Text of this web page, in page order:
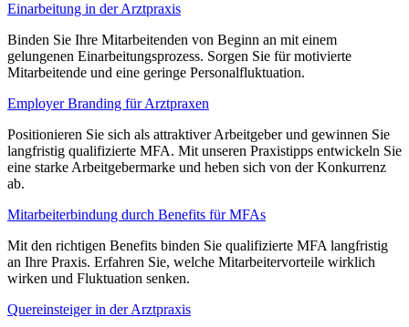
Einarbeitung in der Arztpraxis
Binden Sie Ihre Mitarbeitenden von Beginn an mit einem
gelungenen Einarbeitungsprozess. Sorgen Sie für motivierte
Mitarbeitende und eine geringe Personalfluktuation.
Employer Branding für Arztpraxen
Positionieren Sie sich als attraktiver Arbeitgeber und gewinnen Sie
langfristig qualifizierte MFA. Mit unseren Praxistipps entwickeln Sie
eine starke Arbeitgebermarke und heben sich von der Konkurrenz
ab.
Mitarbeiterbindung durch Benefits für MFAs
Mit den richtigen Benefits binden Sie qualifizierte MFA langfristig
an Ihre Praxis. Erfahren Sie, welche Mitarbeitervorteile wirklich
wirken und Fluktuation senken.
Quereinsteiger in der Arztpraxis